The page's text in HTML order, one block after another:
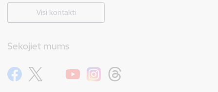
Visi kontakti
Sekojiet mums